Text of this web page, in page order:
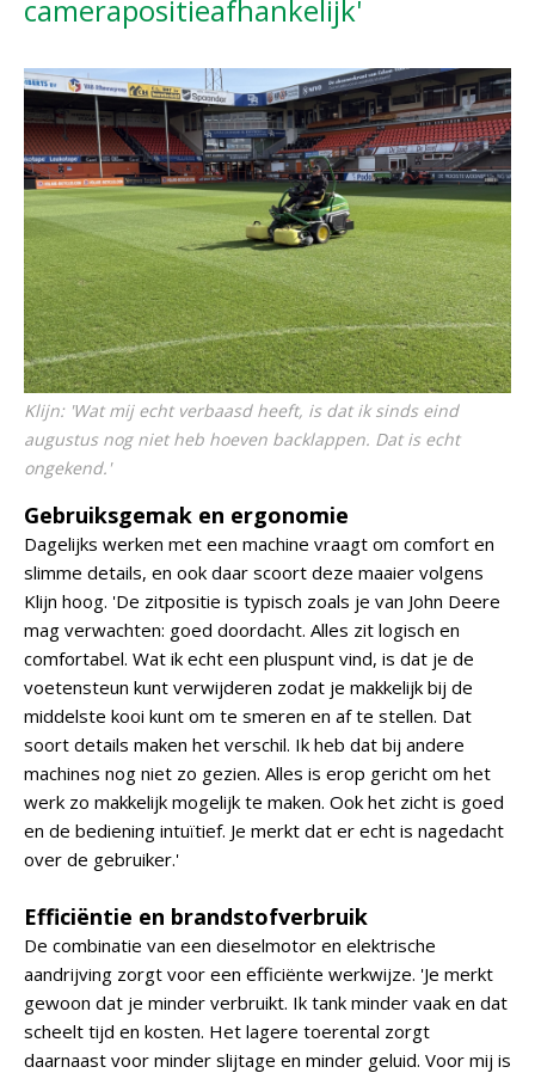
camerapositieafhankelijk'
Klijn: 'Wat mij echt verbaasd heeft, is dat ik sinds eind
augustus nog niet heb hoeven backlappen. Dat is echt
ongekend.'
Gebruiksgemak en ergonomie
Dagelijks werken met een machine vraagt om comfort en
slimme details, en ook daar scoort deze maaier volgens
Klijn hoog. 'De zitpositie is typisch zoals je van John Deere
mag verwachten: goed doordacht. Alles zit logisch en
comfortabel. Wat ik echt een pluspunt vind, is dat je de
voetensteun kunt verwijderen zodat je makkelijk bij de
middelste kooi kunt om te smeren en af te stellen. Dat
soort details maken het verschil. Ik heb dat bij andere
machines nog niet zo gezien. Alles is erop gericht om het
werk zo makkelijk mogelijk te maken. Ook het zicht is goed
en de bediening intuïtief. Je merkt dat er echt is nagedacht
over de gebruiker.'
Efficiëntie en brandstofverbruik
De combinatie van een dieselmotor en elektrische
aandrijving zorgt voor een efficiënte werkwijze. 'Je merkt
gewoon dat je minder verbruikt. Ik tank minder vaak en dat
scheelt tijd en kosten. Het lagere toerental zorgt
daarnaast voor minder slijtage en minder geluid. Voor mij is